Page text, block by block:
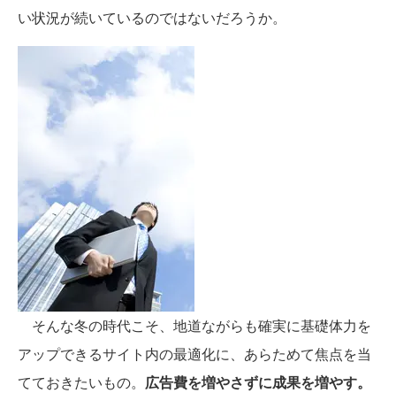
い状況が続いているのではないだろうか。
そんな冬の時代こそ、地道ながらも確実に基礎体力を
アップできるサイト内の最適化に、あらためて焦点を当
てておきたいもの。 広告費を増やさずに成果を増やす。